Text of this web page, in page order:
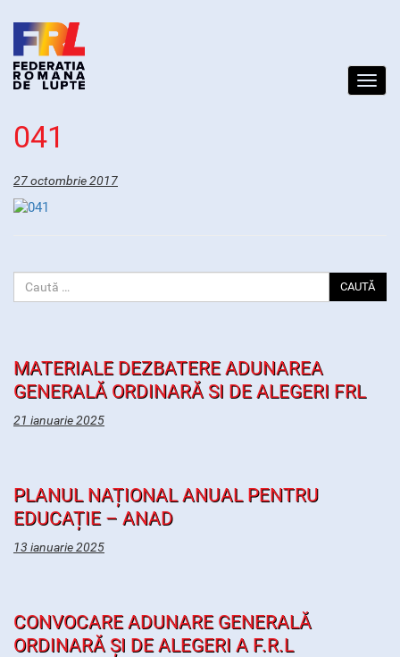
041
27 octombrie 2017
CAUTĂ
MATERIALE DEZBATERE ADUNAREA
GENERALĂ ORDINARĂ SI DE ALEGERI FRL
21 ianuarie 2025
PLANUL NAȚIONAL ANUAL PENTRU
EDUCAȚIE – ANAD
13 ianuarie 2025
CONVOCARE ADUNARE GENERALĂ
ORDINARĂ ȘI DE ALEGERI A F.R.L